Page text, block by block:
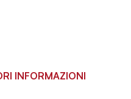
INFORMAZIONI